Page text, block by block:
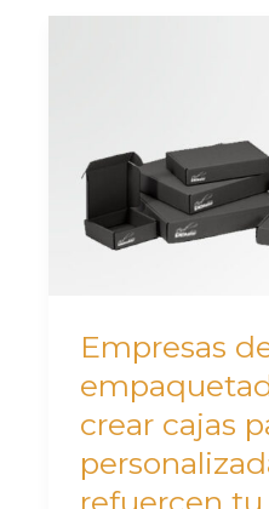
Empresas
crear cajas
refuercen tu
crear
cajas
packaging
que
refuercen